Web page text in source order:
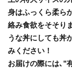
身はふっくら柔ら
絡み食欲をそそり
うな丼にしても丼
みください！
お届けの際には､"